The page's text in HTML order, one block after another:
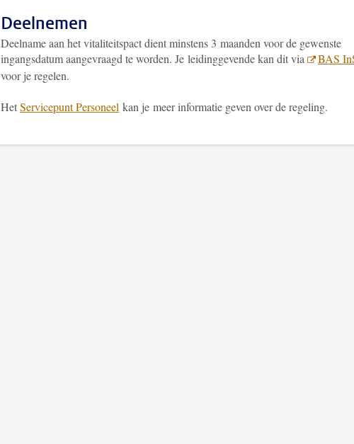
Deelnemen
Deelname aan het vitaliteitspactdient minstens 3 maanden voor de gewenste
ingangsdatum aangevraagd te worden. Je leidinggevende kan dit via
BAS
voor je regelen.
HetServicepunt Personeel kan je meer informatie geven over de regeling.